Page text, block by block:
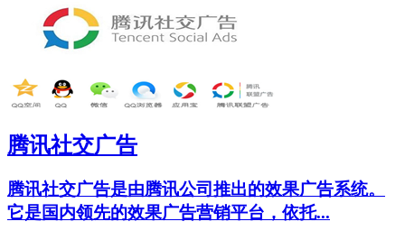
腾讯社交广告
腾讯社交广告是由腾讯公司推出的效果广告系统。
它是国内领先的效果广告营销平台，依托...